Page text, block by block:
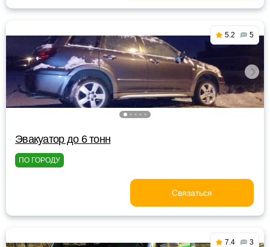
5.2 5
Эвакуатор до 6 тонн
ПО ГОРОДУ
Связаться
7.4 3